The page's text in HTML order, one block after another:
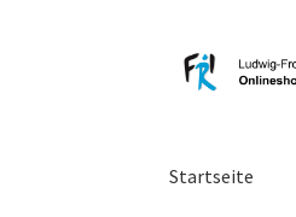
Zur
Navigation
Zum
Inhalt
Startseite